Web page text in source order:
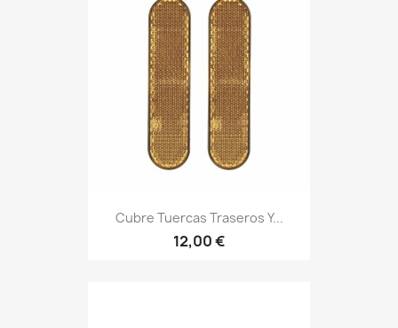
Cubre Tuercas Traseros Y...
12,00 €